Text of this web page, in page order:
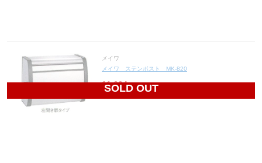
SOLD OUT
メイワ
メイワ ステンポスト MK-820
11,604円(税込12,764円)